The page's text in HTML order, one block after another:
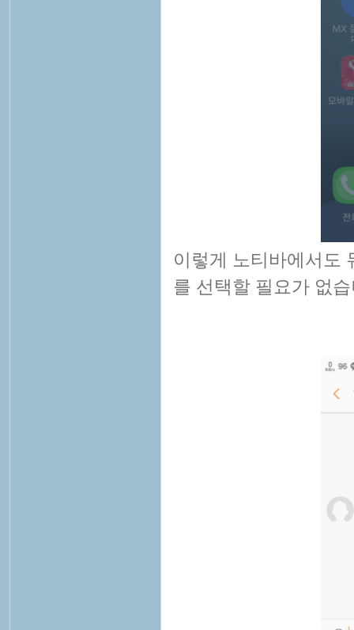
이렇게 노티바에서도
를 선택할 필요가 없